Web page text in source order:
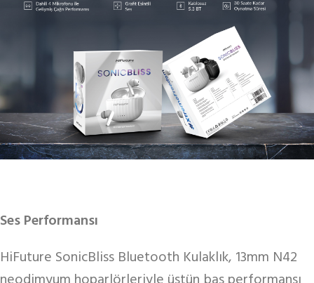
Ses Performansı
HiFuture SonicBliss Bluetooth Kulaklık, 13mm N42